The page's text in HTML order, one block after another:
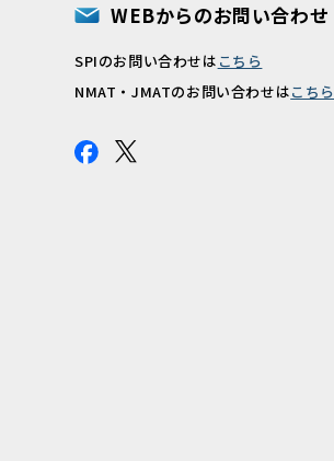
WEBからのお問い合わせ
SPIのお問い合わせは こちら
NMAT・JMATのお問い合わせはこちら